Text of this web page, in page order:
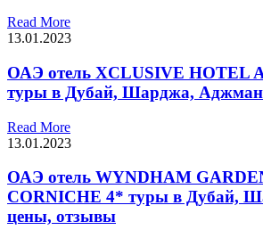
Read More
13.01.2023
ОАЭ отель XCLUSIVE HOTEL
туры в Дубай, Шарджа,
Read More
13.01.2023
ОАЭ отель WYNDHAM
CORNICHE 4* туры в Дубай,
цены, отзывы